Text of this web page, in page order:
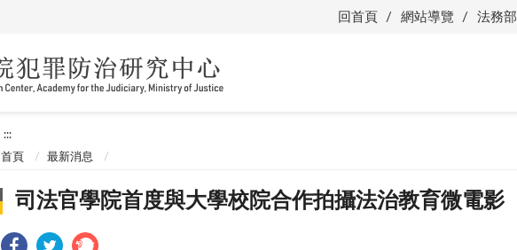
回首頁 網站導覽 法務部
:::
首頁 最新消息
司法官學院首度與大學校院合作拍攝法治教育微電影